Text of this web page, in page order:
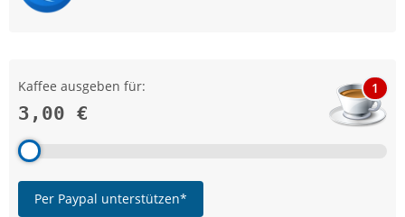
Kaffee ausgeben für:
3,00 €
1
Per Paypal unterstützen*